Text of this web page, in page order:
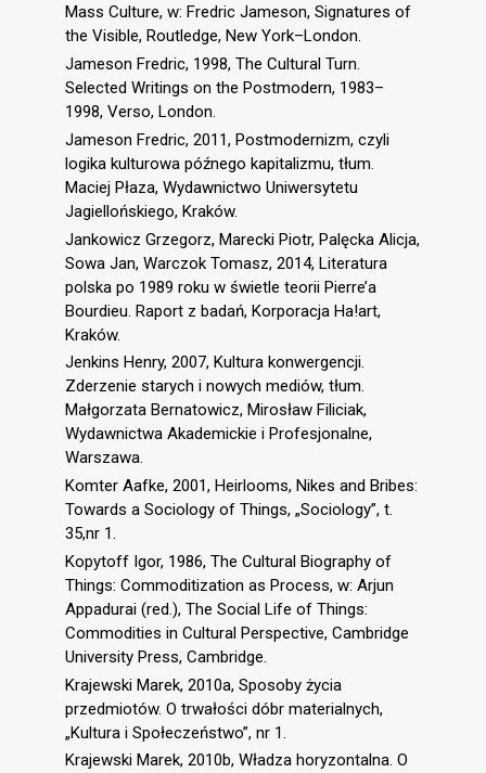
Mass Culture, w: Fredric Jameson, Signatures of
the Visible, Routledge, New York–London.
Jameson Fredric, 1998, The Cultural Turn.
Selected Writings on the Postmodern, 1983–
1998, Verso, London.
Jameson Fredric, 2011, Postmodernizm, czyli
logika kulturowa późnego kapitalizmu, tłum.
Maciej Płaza, Wydawnictwo Uniwersytetu
Jagiellońskiego, Kraków.
Jankowicz Grzegorz, Marecki Piotr, Palęcka Alicja,
Sowa Jan, Warczok Tomasz, 2014, Literatura
polska po 1989 roku w świetle teorii Pierre’a
Bourdieu. Raport z badań, Korporacja Ha!art,
Kraków.
Jenkins Henry, 2007, Kultura konwergencji.
Zderzenie starych i nowych mediów, tłum.
Małgorzata Bernatowicz, Mirosław Filiciak,
Wydawnictwa Akademickie i Profesjonalne,
Warszawa.
Komter Aafke, 2001, Heirlooms, Nikes and Bribes:
Towards a Sociology of Things, „Sociology”, t.
35,nr 1.
Kopytoff Igor, 1986, The Cultural Biography of
Things: Commoditization as Process, w: Arjun
Appadurai (red.), The Social Life of Things:
Commodities in Cultural Perspective, Cambridge
University Press, Cambridge.
Krajewski Marek, 2010a, Sposoby życia
przedmiotów. O trwałości dóbr materialnych,
„Kultura i Społeczeństwo”, nr 1.
Krajewski Marek, 2010b, Władza horyzontalna. O